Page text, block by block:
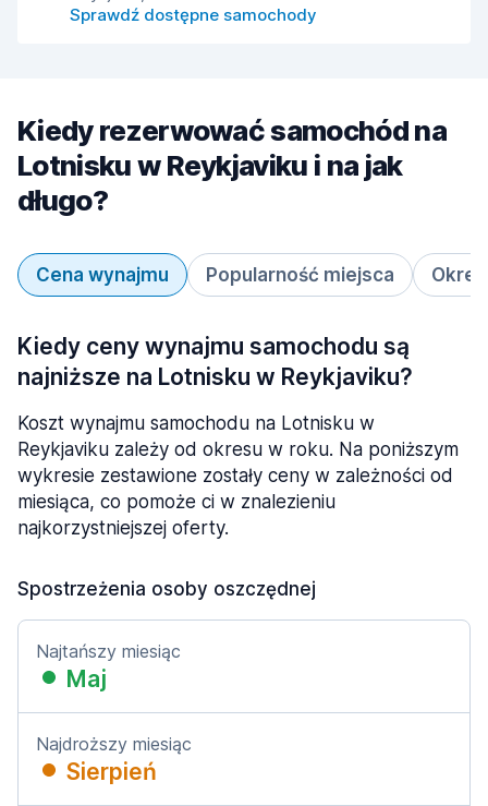
Sprawdź dostępne samochody
Kiedy rezerwować samochód na
Lotnisku w Reykjaviku i na jak
długo?
Cena wynajmu Popularność miejsca
Kiedy ceny wynajmu samochodu są
najniższe na Lotnisku w Reykjaviku?
Koszt wynajmu samochodu na Lotnisku w
Reykjaviku zależy od okresu w roku. Na poniższym
wykresie zestawione zostały ceny w zależności od
miesiąca, co pomoże ci w znalezieniu
najkorzystniejszej oferty.
Spostrzeżenia osoby oszczędnej
Najtańszy miesiąc
Maj
Najdroższy miesiąc
Sierpień